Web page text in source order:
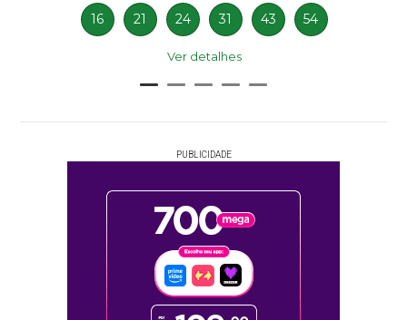
16 21 24 31 43 54
Ver detalhes
PUBLICIDADE